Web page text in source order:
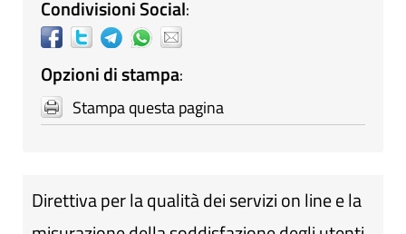
Condivisioni Social:
Opzioni di stampa:
Stampa questa pagina
Direttiva per la qualità dei servizi on line e la